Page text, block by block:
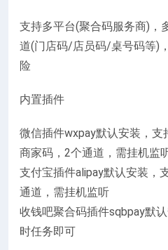
支持多平台(聚合码服务商)，
道(门店码/店员码/桌号码等)
险
内置插件
微信插件wxpay默认安装，
商家码，2个通道，需挂机监
支付宝插件alipay默认安装，
通道，需挂机监听
收钱吧聚合码插件sqbpay默
时任务即可